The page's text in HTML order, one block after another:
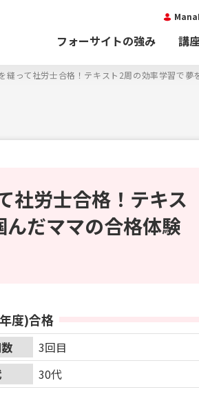
フォーサイトの強み 講
縫って社労士合格！テキスト2周の効率学習で夢
社労士合格！テキス
だママの合格体験
度)合格
3回目
30代